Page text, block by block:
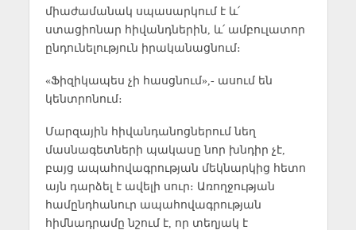
միաժամանակ սպասարկում է և՛
ստացիոնար հիվանդներին, և՛ ամբուլատոր
ընդունելություն իրականացնում։
«Ֆիզիկապես չի հասցնում»,- ասում են
կենտրոնում։
Մարզային հիվանդանոցներում նեղ
մասնագետների պակասը նոր խնդիր չէ,
բայց ապահովագրության մեկնարկից հետո
այն դարձել է ավելի սուր։ Առողջության
համընդհանուր ապահովագրության
հիմնադրամը նշում է, որ տեղյակ է